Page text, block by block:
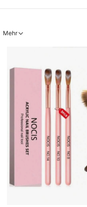
Mehr